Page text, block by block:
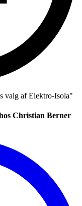
valg af Elektro-Isola"
Christian Berner